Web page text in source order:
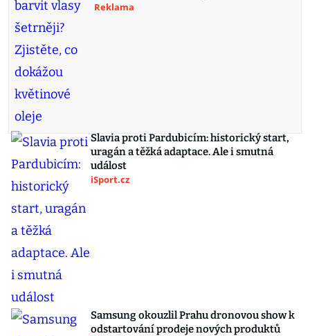
Reklama
Slavia proti Pardubicím: historický start,
uragán a těžká adaptace. Ale i smutná
událost
iSport.cz
Samsung okouzlil Prahu dronovou show k
odstartování prodeje nových produktů